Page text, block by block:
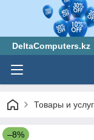
DeltaComputers.kz
Товары и
–8%